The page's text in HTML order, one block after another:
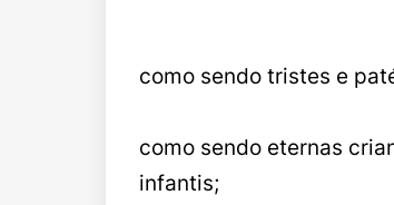
como sendo tristes e
como sendo eternas
infantis;